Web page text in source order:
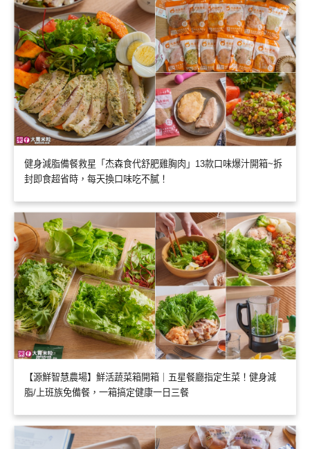
健身減脂備餐救星「杰森食代舒肥雞胸肉」13款口味爆汁開箱~拆
封即食超省時，每天換口味吃不膩！
【源鮮智慧農場】鮮活蔬菜箱開箱｜五星餐廳指定生菜！健身減
脂/上班族免備餐，一箱搞定健康一日三餐